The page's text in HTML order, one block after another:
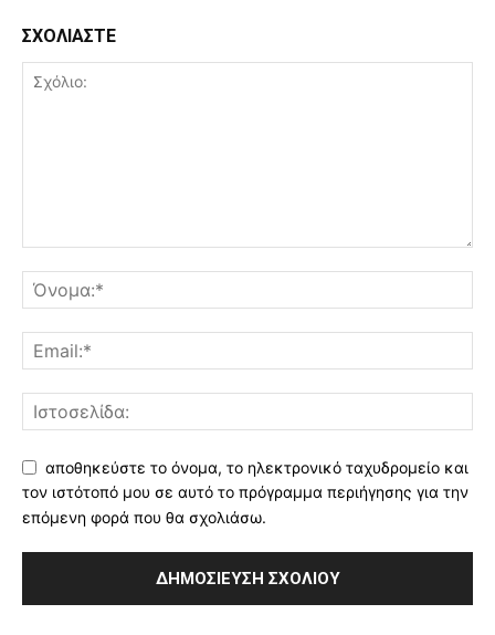
ΣΧΟΛΙΑΣΤΕ
αποθηκεύστε το όνομα, το ηλεκτρονικό ταχυδρομείο και
τον ιστότοπό μου σε αυτό το πρόγραμμα περιήγησης για την
επόμενη φορά που θα σχολιάσω.